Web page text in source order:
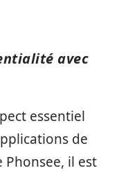
avec
essentiel
de
Phonsee, il est